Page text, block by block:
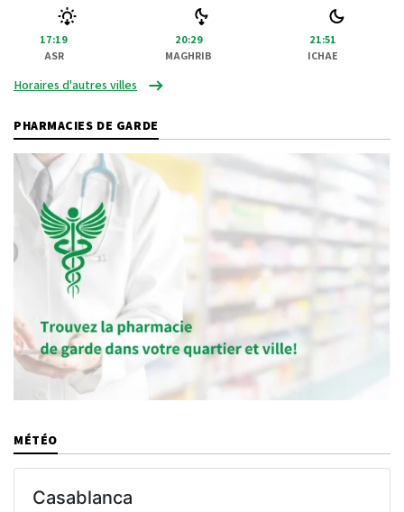
17:19
ASR
20:29
MAGHRIB
21:51
ICHAE
Horaires d'autres villes
PHARMACIES DE GARDE
MÉTÉO
Casablanca